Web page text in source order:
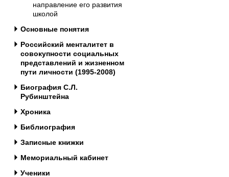
направление его развития
школой
Основные понятия
Российский менталитет в
совокупности социальных
представлений и жизненном
пути личности (1995-2008)
Биография С.Л.
Рубинштейна
Хроника
Библиография
Записные книжки
Мемориальный кабинет
Ученики